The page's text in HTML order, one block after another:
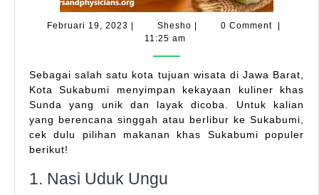
Februari 19, 2023 FebruariShesho Shesho0 Comment
11:25 am
Sebagai salah satu kota tujuan wisata di Jawa Barat,
Kota Sukabumi menyimpan kekayaan kuliner khas
Sunda yang unik dan layak dicoba. Untuk kalian
yang berencana singgah atau berlibur ke Sukabumi,
cek dulu pilihan makanan khas Sukabumi populer
berikut!
1. Nasi Uduk Ungu